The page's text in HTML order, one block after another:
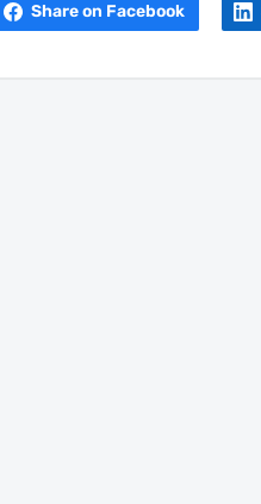
Share on Facebook